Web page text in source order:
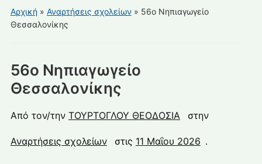
για
κινητά
Αρχική» Αναρτήσεις σχολείων» 56ο Νηπιαγωγείο
Θεσσαλονίκης
56ο Νηπιαγωγείο
Θεσσαλονίκης
Από τον/την ΤΟΥΡΤΟΓΛΟΥ ΘΕΟΔΟΣΙΑ στην
Αναρτήσεις σχολείων στις 11 Μαΐου 2026 .